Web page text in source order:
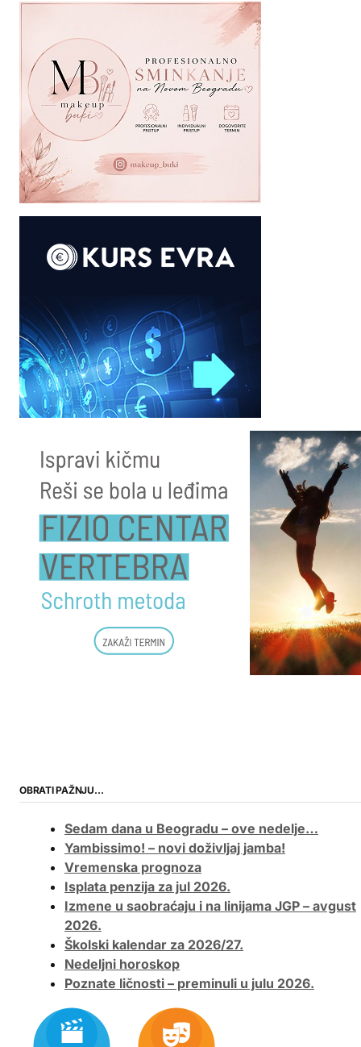
OBRATI PAŽNJU…
Sedam dana u Beogradu – ove nedelje…
Yambissimo! – novi doživljaj jamba!
Vremenska prognoza
Isplata penzija za jul 2026.
Izmene u saobraćaju i na linijama JGP – avgust
2026.
Školski kalendar za 2026/27.
Nedeljni horoskop
Poznate ličnosti – preminuli u julu 2026.